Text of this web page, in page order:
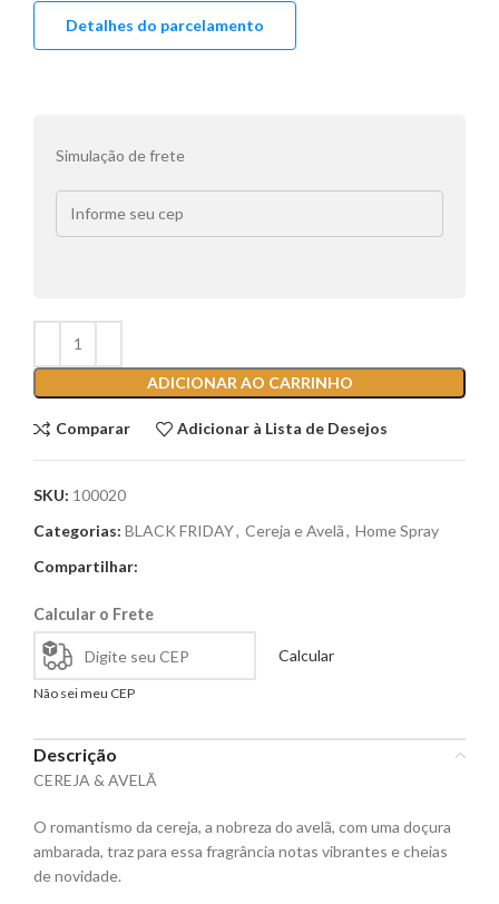
Detalhes do parcelamento
Simulação de frete
ADICIONAR AO CARRINHO
Comparar Adicionar à Lista de Desejos
SKU: 100020
Categorias: BLACK FRIDAY, Cereja e Avelã, Home Spray
Compartilhar:
Calcular o Frete
Calcular
Não sei meu CEP
Descrição
CEREJA & AVELÃ
O romantismo da cereja, a nobreza do avelã, com uma doçura
ambarada, traz para essa fragrância notas vibrantes e cheias
de novidade.